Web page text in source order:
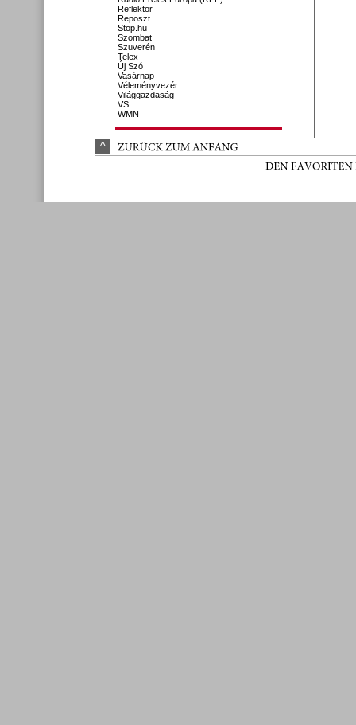
Reflektor
Reposzt
Stop.hu
Szombat
Szuverén
Telex
Új Szó
Vasárnap
Véleményvezér
Világgazdaság
VS
WMN
^ ZURÜCK ZUM ANFANG
DEN FAVORITEN